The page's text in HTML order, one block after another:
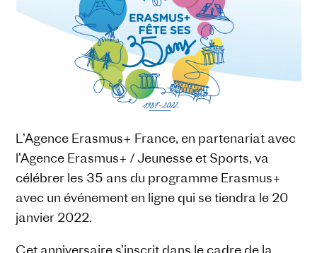
L’Agence Erasmus+ France, en partenariat avec
l’Agence Erasmus+ / Jeunesse et Sports, va
célébrer les 35 ans du programme Erasmus+
avec un événement en ligne qui se tiendra le 20
janvier 2022.
Cet anniversaire s’inscrit dans le cadre de la